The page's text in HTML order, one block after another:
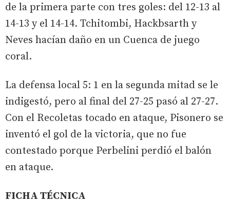
de la primera parte con tres goles: del 12-13 al
14-13 y el 14-14. Tchitombi, Hackbsarth y
Neves hacían daño en un Cuenca de juego
coral.
La defensa local 5: 1 en la segunda mitad se le
indigestó, pero al final del 27-25 pasó al 27-27.
Con el Recoletas tocado en ataque, Pisonero se
inventó el gol de la victoria, que no fue
contestado porque Perbelini perdió el balón
en ataque.
FICHA TÉCNICA